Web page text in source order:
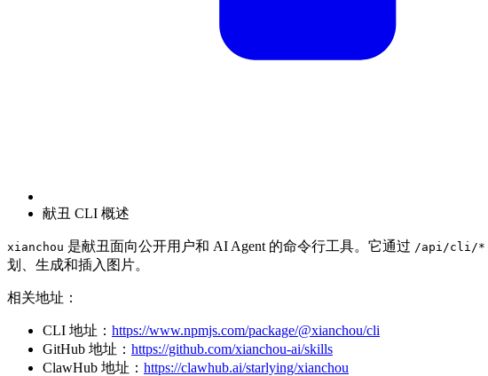
献丑 CLI 概述
xianchou 是献丑面向公开用户和 AI Agent 的命令行工具。它通过 /api/cli/*
划、生成和插入图片。
相关地址：
CLI 地址： https://www.npmjs.com/package/@xianchou/cli
GitHub 地址： https://github.com/xianchou-ai/skills
ClawHub 地址： https://clawhub.ai/starlying/xianchou